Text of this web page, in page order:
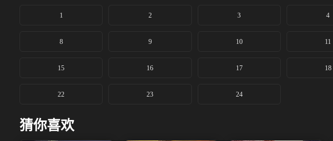
1 2 3 4
8 9 10 11
15 16 17 18
22 23 24
猜你喜欢